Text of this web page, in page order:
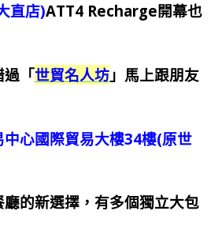
直店)ATT4 Recharge開幕也
過「世貿名人坊 」馬上跟朋友
中心國際貿易大樓34樓(原世
的新選擇，有多個獨立大包